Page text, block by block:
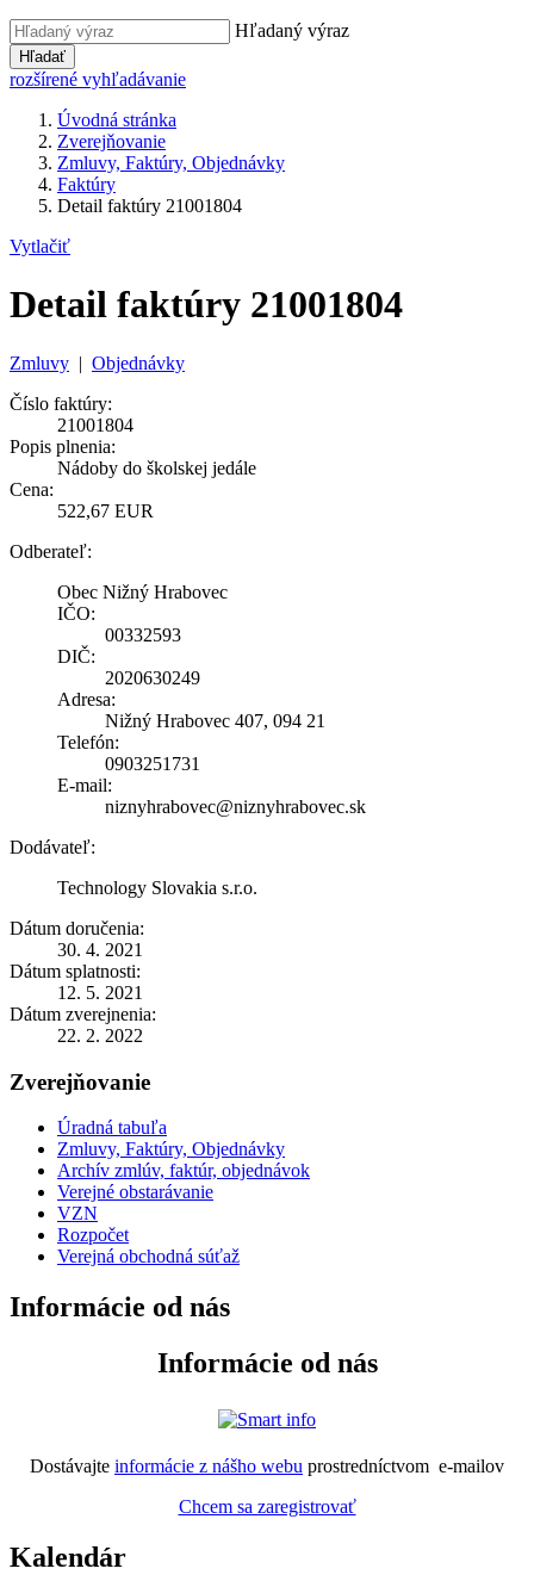
Hľadaný výraz
Hľadať
rozšírené vyhľadávanie
Úvodná stránka
Zverejňovanie
Zmluvy, Faktúry, Objednávky
Faktúry
Detail faktúry 21001804
Vytlačiť
Detail faktúry 21001804
Zmluvy | Objednávky
Číslo faktúry:
21001804
Popis plnenia:
Nádoby do školskej jedále
Cena:
522,67 EUR
Odberateľ:
Obec Nižný Hrabovec
IČO:
00332593
DIČ:
2020630249
Adresa:
Nižný Hrabovec 407, 094 21
Telefón:
0903251731
E-mail:
niznyhrabovec@niznyhrabovec.sk
Dodávateľ:
Technology Slovakia s.r.o.
Dátum doručenia:
30. 4. 2021
Dátum splatnosti:
12. 5. 2021
Dátum zverejnenia:
22. 2. 2022
Zverejňovanie
Úradná tabuľa
Zmluvy, Faktúry, Objednávky
Archív zmlúv, faktúr, objednávok
Verejné obstarávanie
VZN
Rozpočet
Verejná obchodná súťaž
Informácie od nás
Informácie od nás
Dostávajte informácie z nášho webu prostredníctvom e-mailov
Chcem sa zaregistrovať
Kalendár